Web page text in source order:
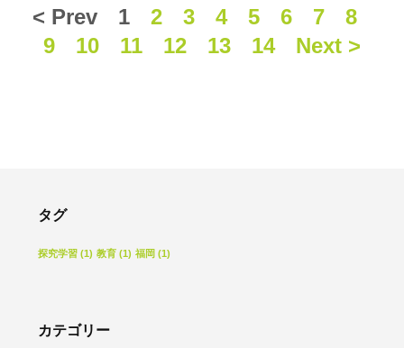
< Prev 1 2 3 4 5 6 7
8
9
10 11 12 13 14 Next >
タグ
探究学習 (1) 教育 (1) 福岡 (1)
カテゴリー